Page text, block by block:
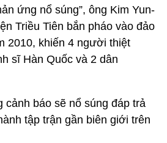
ứng nổ súng”, ông Kim Yun-
Triều Tiên bắn pháo vào đảo
2010, khiến 4 người thiệt
sĩ Hàn Quốc và 2 dân
cảnh báo sẽ nổ súng đáp trả
tập trận gần biên giới trên